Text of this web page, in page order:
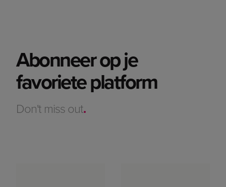
Abonneer op je
favoriete platform
Don't miss out.